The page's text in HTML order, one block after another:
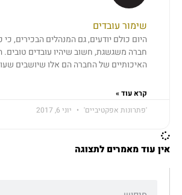
שימור עובדים
היום כולם יודעים, גם המנהלים הבכירים,
חברה משגשגת, חשוב שיהיו עובדים טובים.
האיכותיים של החברה הם אלו שיושבים
קרא עוד »
'פתרונות אפקטיביים'
יוני 6, 2017
אין עוד מאמרים לתצוגה